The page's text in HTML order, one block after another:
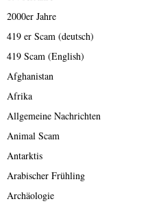
2000er Jahre
419 er Scam (deutsch)
419 Scam (English)
Afghanistan
Afrika
Allgemeine Nachrichten
Animal Scam
Antarktis
Arabischer Frühling
Archäologie